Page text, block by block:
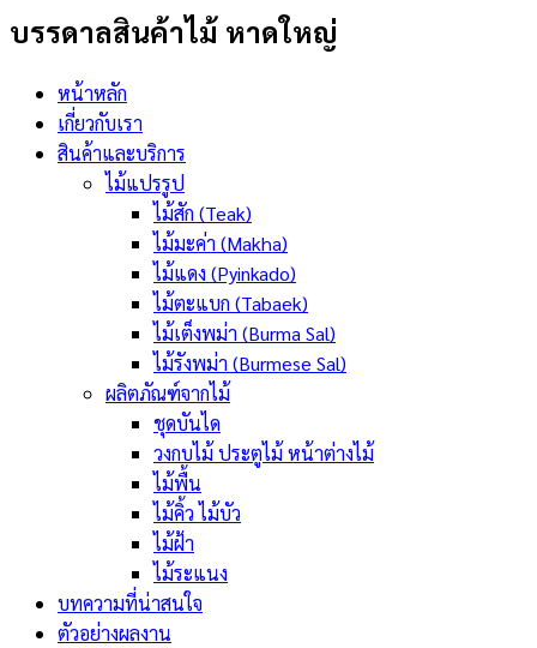
บรรดาลสินค้าไม้ หาดใหญ่
หน้าหลัก
เกี่ยวกับเรา
สินค้าและบริการ
ไม้แปรรูป
ไม้สัก (Teak)
ไม้มะค่า (Makha)
ไม้แดง (Pyinkado)
ไม้ตะแบก (Tabaek)
ไม้เต็งพม่า (Burma Sal)
ไม้รังพม่า (Burmese Sal)
ผลิตภัณฑ์จากไม้
ชุดบันได
วงกบไม้ ประตูไม้ หน้าต่างไม้
ไม้พื้น
ไม้คิ้ว ไม้บัว
ไม้ฝ้า
ไม้ระแนง
บทความที่น่าสนใจ
ตัวอย่างผลงาน